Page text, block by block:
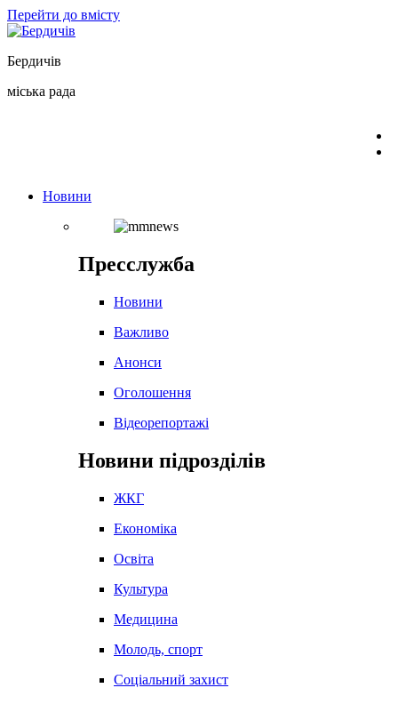
Перейти до вмісту
Бердичів
міська рада
Новини
Пресслужба
Новини
Важливо
Анонси
Оголошення
Відеорепортажі
Новини підрозділів
ЖКГ
Економіка
Освіта
Культура
Медицина
Молодь, спорт
Соціальний захист